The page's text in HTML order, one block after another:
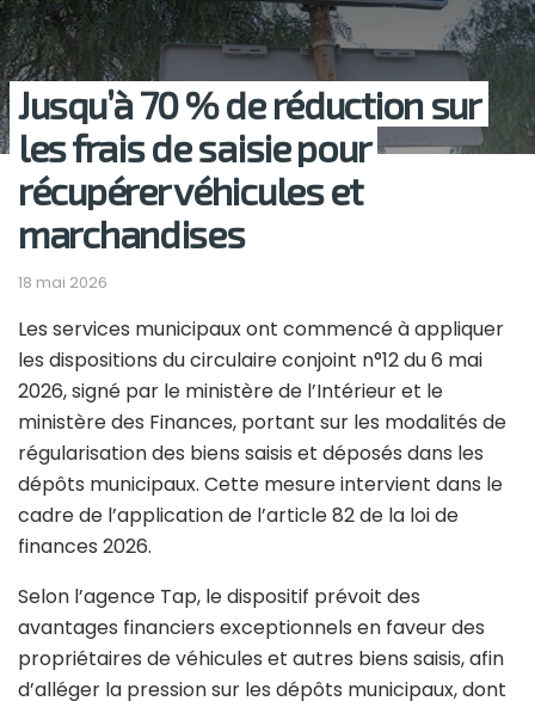
Jusqu’à 70 % de réduction sur
les frais de saisie pour
récupérer véhicules et
marchandises
18 mai 2026
Les services municipaux ont commencé à appliquer
les dispositions du circulaire conjoint n°12 du 6 mai
2026, signé par le ministère de l’Intérieur et le
ministère des Finances, portant sur les modalités de
régularisation des biens saisis et déposés dans les
dépôts municipaux. Cette mesure intervient dans le
cadre de l’application de l’article 82 de la loi de
finances 2026.
Selon l’agence Tap, le dispositif prévoit des
avantages financiers exceptionnels en faveur des
propriétaires de véhicules et autres biens saisis, afin
d’alléger la pression sur les dépôts municipaux, dont